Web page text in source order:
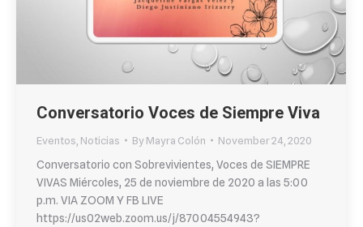
Conversatorio Voces de Siempre Viva
Eventos Noticias ByMayra Colón
November 24, 2020
Conversatorio con Sobrevivientes, Voces de SIEMPRE
VIVAS Miércoles, 25 de noviembre de 2020 a las 5:00
p.m. VIA ZOOM Y FB LIVE
https://us02web.zoom.us/j/87004554943?